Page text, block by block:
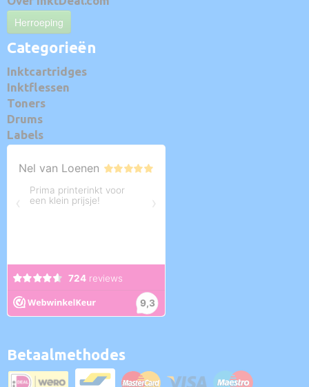
Herroeping
Categorieën
Inktcartridges
Inktflessen
Toners
Drums
Labels
Betaalmethodes